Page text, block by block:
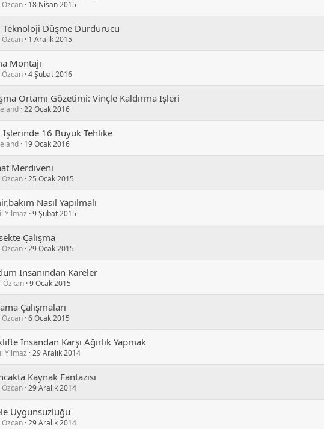
Özcan 18 Nisan 2015
Teknoloji Düşme Durdurucu
Özcan 1 Aralık 2015
Montajı
Özcan 4 Şubat 2016
Ortamı Gözetimi: Vinçle Kaldırma Işleri
22 Ocak 2016
Işlerinde 16 Büyük Tehlike
19 Ocak 2016
Merdiveni
Özcan 25 Ocak 2015
Nasıl Yapılmalı
Yılmaz 9 Şubat 2015
Çalışma
Özcan 29 Ocak 2015
Insanından Kareler
Özkan 9 Ocak 2015
Çalışmaları
Özcan 6 Ocak 2015
Insandan Karşı Ağırlık Yapmak
Yılmaz 29 Aralık 2014
Kaynak Fantazisi
Özcan 29 Aralık 2014
Uygunsuzluğu
Özcan 29 Aralık 2014